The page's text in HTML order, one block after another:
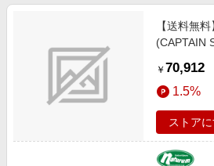
コスメ・健康・医薬品
家電・PC・スマホ・カメラ
スポーツ・アウトドア・ゴルフ
楽天ペイ導入ストア
楽天サービス特集
わくわく夏特集
【送料無
(CAPTAIN
トーブ Ｓ
ュ／ブラウ
￥ 70,912
1.5%
ストア